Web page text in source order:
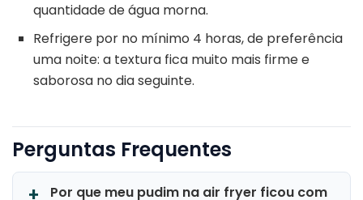
quantidade de água morna.
Refrigere por no mínimo 4 horas, de preferência
uma noite: a textura fica muito mais firme e
saborosa no dia seguinte.
Perguntas Frequentes
Por que meu pudim na air fryer ficou com